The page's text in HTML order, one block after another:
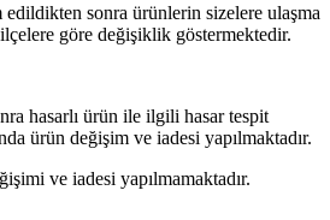
sonra ürünlerin sizelere ulaşma
göre değişiklik göstermektedir.
hasarlı ürün ile ilgili hasar tespit
ürün değişim ve iadesi yapılmaktadır.
ve iadesi yapılmamaktadır.